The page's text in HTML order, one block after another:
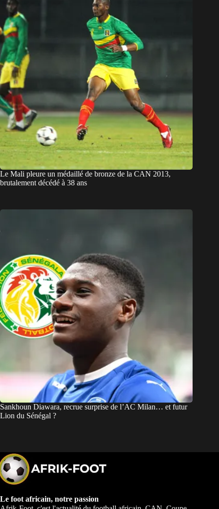
Le Mali pleure un médaillé de bronze de la CAN 2013,
brutalement décédé à 38 ans
Sankhoun Diawara, recrue surprise de l’AC Milan… et futur
Lion du Sénégal ?
Le foot africain, notre passion